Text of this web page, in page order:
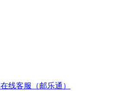
在线客服（邮乐通）